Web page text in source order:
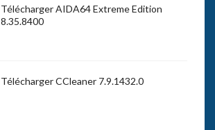
Télécharger AIDA64 Extreme Edition
8.35.8400
Télécharger CCleaner 7.9.1432.0